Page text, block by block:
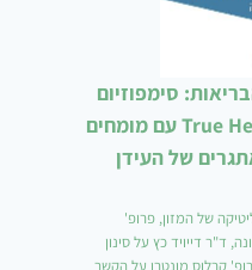
סימפוזיום
של ארגון True Health Initiative עם מומחים
של העידן
של המזון, פרופ'
ד"ר דייויד כץ על סינון
קרלוס מונטרו על הקשר